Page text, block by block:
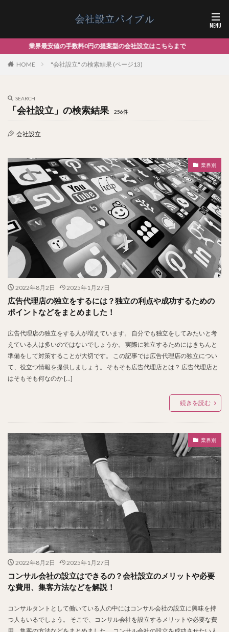
案型の会社設立はこちらまで
HOME "会社設立" の検索結果 (ページ13)
SEARCH
「会社設立」の検索結果 256件
会社設立
業界別
2022年8月2日 2025年1月27日
広告代理店の独立をするには？独立の利点や成功するための
ポイントなどをまとめました！
広告代理店の独立をする人が増えています。 自分でも独立をしてみたいと考
えている人は多いのではないでしょうか。 実際に独立するためにはきちんと
準備をして対策することが大切です。 この記事では広告代理店の独立につい
て、役立つ情報を提供しましょう。 そもそも広告代理店とは？ 広告代理店と
はそもそも何なのか […]
続きを読む
業界別
2022年8月2日 2025年1月27日
コンサル会社の設立はできるの？会社設立のメリットや必要
な費用、集客方法などを解説！
コンサルタントとして働いている人の中にはコンサル会社の設立に興味を持
つ人もいるでしょう。 そこで、コンサル会社を設立するメリットや必要な費